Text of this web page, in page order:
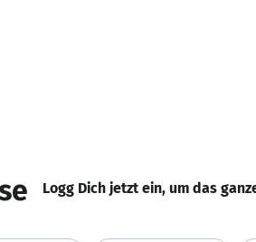
Logg Dich jetzt ein, um das